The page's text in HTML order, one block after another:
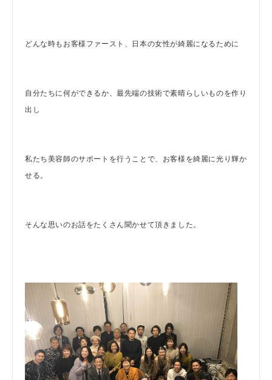
どんな時もお客様ファースト、日本の女性が綺麗になるために
自分たちに何ができるか、最先端の技術で素晴らしいものを作り
出し
私たち美容師のサポートを行うことで、お客様を綺麗に光り輝か
せる。
そんな思いのお話をたくさん聞かせて頂きました。